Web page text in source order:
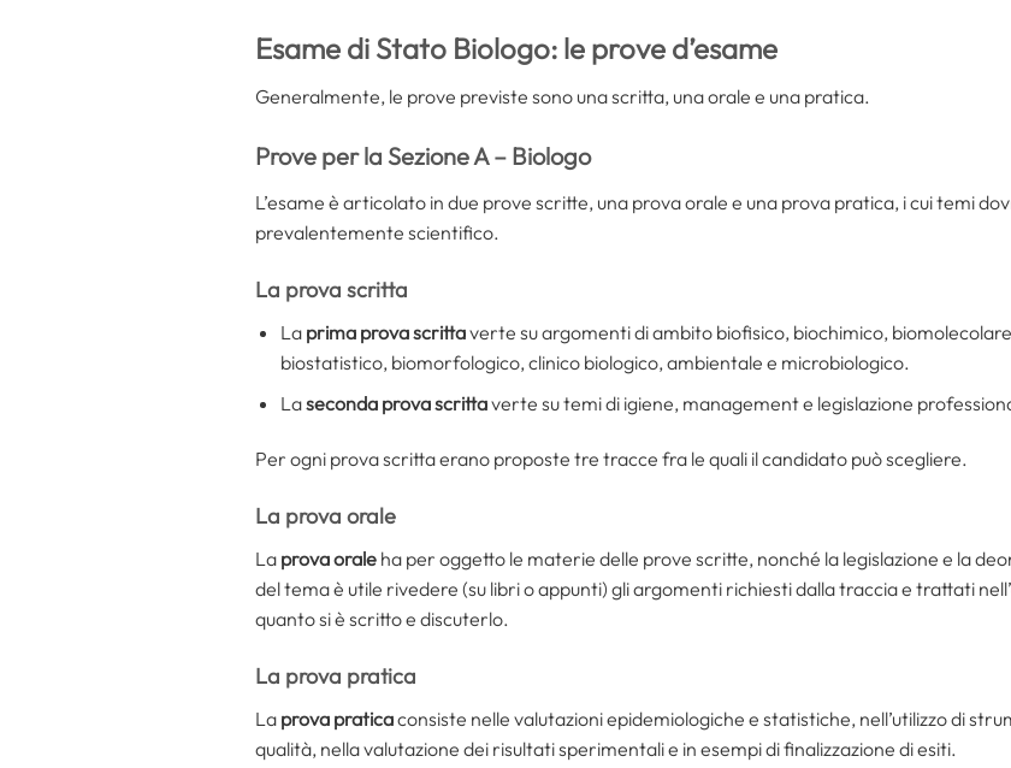
Esame di Stato Biologo: le prove d’esame
Generalmente, le prove previste sono una scritta, una orale e una pratica.
Prove per la Sezione A – Biologo
L’esame è articolato in due prove scritte, una prova orale e una prova pratica, i cui temi
prevalentemente scientifico.
La prova scritta
La prima provascrittaverte su argomenti di ambito biofisico, biochimico,
biostatistico, biomorfologico, clinico biologico, ambientale e microbiologico.
Laseconda provascrittaverte su temi di igiene, management e legislazione
Per ogni prova scritta erano proposte tre tracce fra le quali il candidato può scegliere.
La prova orale
La prova orale ha per oggetto le materie delle prove scritte, nonché la legislazione e la
del tema è utile rivedere (su libri o appunti) gli argomenti richiesti dalla traccia e trattati
quanto si è scritto e discuterlo.
La prova pratica
La prova praticaconsiste nelle valutazioni epidemiologiche e statistiche, nell’utilizzo di
qualità, nella valutazione dei risultati sperimentali e in esempi di finalizzazione di esiti.